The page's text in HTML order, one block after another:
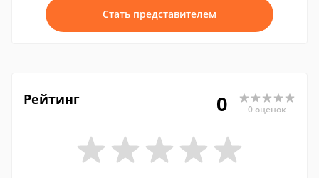
Стать представителем
Рейтинг 0 0 оценок